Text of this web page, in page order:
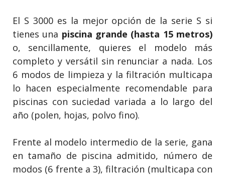
El S 3000 es la mejor opción de la serie S si
tienes una piscina grande (hasta 15 metros)
o, sencillamente, quieres el modelo más
completo y versátil sin renunciar a nada. Los
6 modos de limpieza y la filtración multicapa
lo hacen especialmente recomendable para
piscinas con suciedad variada a lo largo del
año (polen, hojas, polvo fino).
Frente al modelo intermedio de la serie, gana
en tamaño de piscina admitido, número de
modos (6 frente a 3), filtración (multicapa con